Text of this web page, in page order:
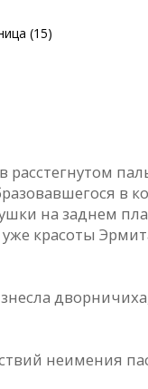
(15)
на заднем
красоты
неимения